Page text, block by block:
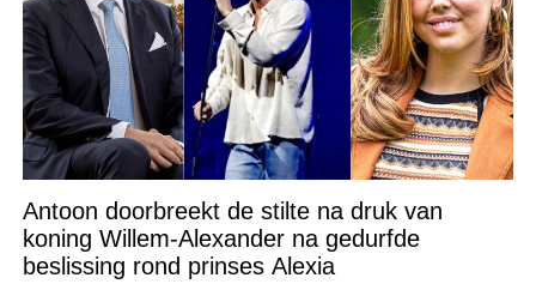
Antoon doorbreekt de stilte na druk van
koning Willem-Alexander na gedurfde
beslissing rond prinses Alexia